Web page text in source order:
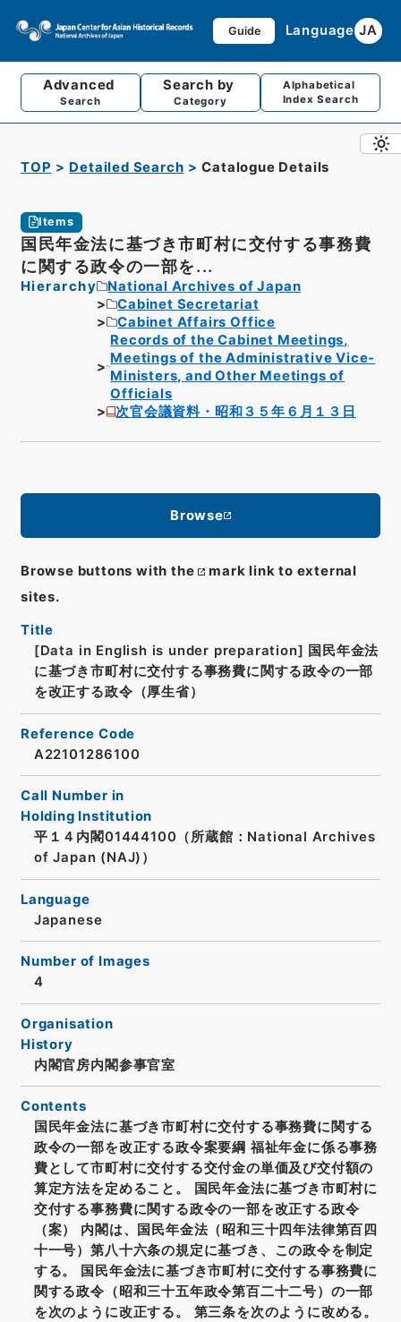
Guide Language JA
Advanced
Search
Search by
Category
Alphabetical
Index Search
TOP Detailed Search Catalogue Details
Items
国民年金法に基づき市町村に交付する事務費
に関する政令の一部を...
Hierarchy
National Archives of Japan
Cabinet Secretariat
Cabinet Affairs Office
Records of the Cabinet Meetings,
Meetings of the Administrative Vice-
Ministers, and Other Meetings of
Officials
次官会議資料・昭和３５年６月１３日
Browse
Browse buttons with the
mark link to external
sites.
Title
[Data in English is under preparation] 国民年金法
に基づき市町村に交付する事務費に関する政令の一部
を改正する政令（厚生省）
Reference Code
A22101286100
Call Number in
Holding Institution
平１４内閣01444100（所蔵館：National Archives
of Japan (NAJ)）
Language
Japanese
Number of Images
4
Organisation
History
内閣官房内閣参事官室
Contents
国民年金法に基づき市町村に交付する事務費に関する
政令の一部を改正する政令案要綱 福祉年金に係る事務
費として市町村に交付する交付金の単価及び交付額の
算定方法を定めること。 国民年金法に基づき市町村に
交付する事務費に関する政令の一部を改正する政令
（案） 内閣は、国民年金法（昭和三十四年法律第百四
十一号）第八十六条の規定に基づき、この政令を制定
する。 国民年金法に基づき市町村に交付する事務費に
関する政令（昭和三十五年政令第百二十二号）の一部
を次のように改正する。 第三条を次のように改める。